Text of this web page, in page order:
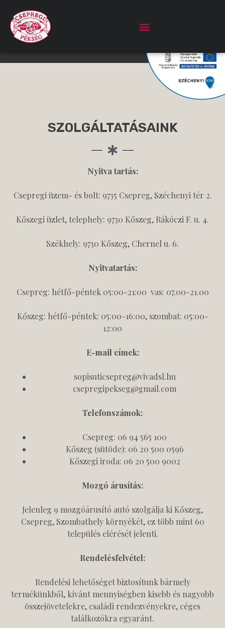
SZOLGÁLTATÁSAINK
Nyitva tartás:
Csepregi üzem- és bolt: 9735 Csepreg, Széchenyi tér 2.
Kőszegi üzlet, telephely: 9730 Kőszeg, Rákóczi F. u. 4.
Székhely: 9730 Kőszeg, Chernel u. 6.
Nyitvatartás:
Csepreg: hétfő-péntek 05:00-21:00 vas: 07.00-21.00
Kőszeg: hétfő-péntek: 05:00-16:00, szombat: 05:00-
12:00
E-mail címek:
sopisuticsepreg@vivadsl.hu
csepregipekseg@gmail.com
Telefonszámok:
Csepreg: 06 94 565 100
Kőszeg (sütöde): 06 20 500 0596
Kőszegi iroda: 06 20 500 9002
Mozgó árusítás:
Jelenleg 9 mozgóárusító autó szolgálja ki Kőszeg,
Csepreg, Szombathely környékét, ez több mint 60
település elérését jelenti.
Rendelésfelvétel:
Rendelési lehetőséget biztosítunk bármely
termékünkből, kívánt mennyiségben kisebb és nagyobb
összejövetelekre, családi rendezvényekre, céges
találkozókra egyaránt.